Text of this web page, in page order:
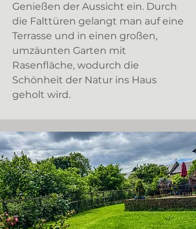
Genießen der Aussicht ein. Durch
die Falttüren gelangt man auf eine
Terrasse und in einen großen,
umzäunten Garten mit
Rasenfläche, wodurch die
Schönheit der Natur ins Haus
geholt wird.